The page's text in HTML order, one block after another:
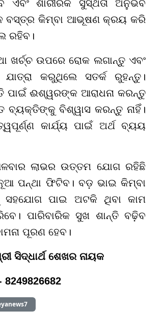
ଏବଂ ଶାରୀରିକ ସୁସ୍ଥତା ଅନୁଭବ
ବସ୍ତ୍ର କିମ୍ବା ଆଭୂଷଣ କ୍ରୟ କରି
ରହିବ।
ଖର୍ଚ୍ଚ ଉପରେ ରୋକ ଲଗାନ୍ତୁ ଏବଂ
କରୁଥିଲେ ସତର୍କ ରୁହନ୍ତୁ।
ପାଇଁ ଈଶ୍ୱରଙ୍କ ଆରାଧନା କରନ୍ତୁ
ବ୍ୟକ୍ତିଙ୍କୁ ବିଶ୍ୱାସ କରନ୍ତୁ ନାହିଁ।
କାର୍ଯ୍ୟ ପାଇଁ ଅର୍ଥ ବ୍ୟୟ
ଲାଭର ଉତ୍ତମ ଯୋଗ ରହିଛି
ପନ୍ଥା ଫିଟିବ। ବଡ଼ ଭାଇ କିମ୍ବା
ସହଯୋଗ ପାଇ ଅଟକି ଥିବା କାମ
ପାରିବାରିକ ସୁଖ ଶାନ୍ତି ବଢ଼ିବ
ପୂରଣ ହେବ।
ସିଦ୍ଧାର୍ଥ ଶେଖର ନାୟକ